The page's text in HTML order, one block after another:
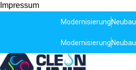
Impressum
Modernisierung Neubau
Modernisierung Neubau